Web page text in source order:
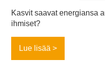
Kasvit saavat energiansa
ihmiset?
Lue lisää